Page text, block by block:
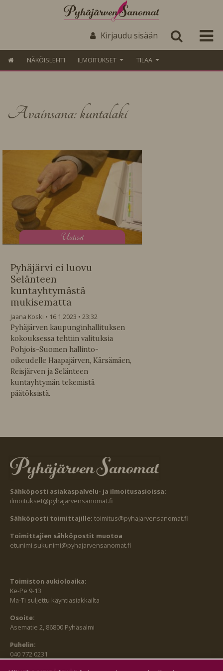
Kirjaudu sisään
NÄKÖISLEHTI ILMOITUKSET TILAA
Avainsana: kuntalaki
Uutiset
Pyhäjärvi ei luovu
Selänteen
kuntayhtymästä
mukisematta
Jaana Koski 16.1.2023
23:32
Pyhäjärven kaupunginhallituksen
kokouksessa tehtiin valituksia
Pohjois-Suomen hallinto-
oikeudelle Haapajärven, Kärsämäen,
Reisjärven ja Selänteen
kuntayhtymän tekemistä
päätöksistä.
Sähköposti asiakaspalvelu- ja ilmoitusasioissa:
ilmoitukset@pyhajarvensanomat.fi
Sähköposti toimittajille: toimitus@pyhajarvensanomat.fi
Toimittajien sähköpostit muotoa
etunimi.sukunimi@pyhajarvensanomat.fi
Toimiston aukioloaika:
Ke-Pe 9-13
Ma-Ti suljettu käyntiasiakkailta
Osoite:
Asematie 2, 86800 Pyhäsalmi
Puhelin:
040 772 0231